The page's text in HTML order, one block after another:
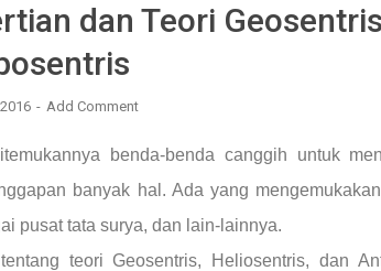
dan Teori
Add Comment
benda-benda canggih untuk
banyak hal. Ada yang
pusat tata surya, dan lain-lainnya.
teori Geosentris, Heliosentris, dan